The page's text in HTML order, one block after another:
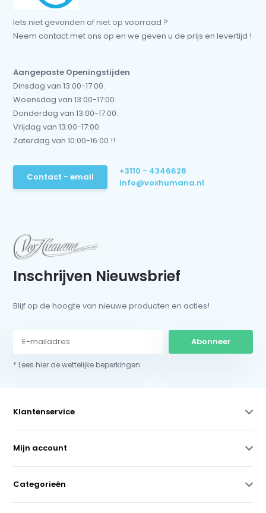
Iets niet gevonden of niet op voorraad ?
Neem contact met ons op en we geven u de prijs en levertijd !
Aangepaste Openingstijden
Dinsdag van 13:00-17:00.
Woensdag van 13:00-17:00.
Donderdag van 13:00-17:00.
Vrijdag van 13:00-17:00.
Zaterdag van 10:00-16:00 !!
Contact - email
+3110 - 4346628
info@voxhumana.nl
Inschrijven Nieuwsbrief
Blijf op de hoogte van nieuwe producten en acties!
Abonneer
* Lees hier de wettelijke beperkingen
Klantenservice
Mijn account
Categorieën